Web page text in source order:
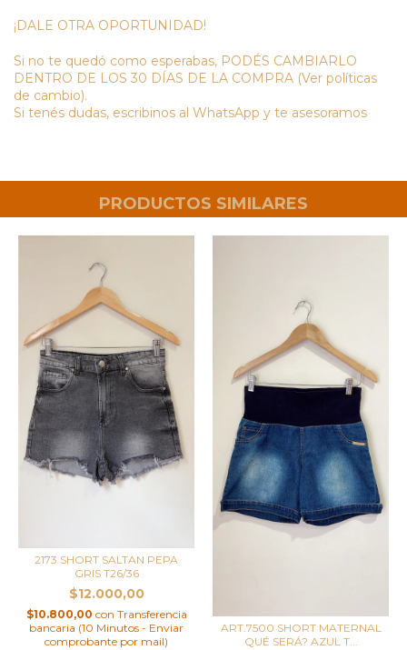
¡DALE OTRA OPORTUNIDAD!
Si no te quedó como esperabas, PODÉS CAMBIARLO
DENTRO DE LOS 30 DÍAS DE LA COMPRA (Ver políticas
de cambio).
Si tenés dudas, escribinos al WhatsApp y te asesoramos
PRODUCTOS SIMILARES
2173 SHORT SALTAN PEPA
GRIS T26/36
$12.000,00
$10.800,00 con Transferencia
bancaria (10 Minutos - Enviar
comprobante por mail)
ART.7500 SHORT MATERNAL
QUÉ SERÁ? AZUL T...